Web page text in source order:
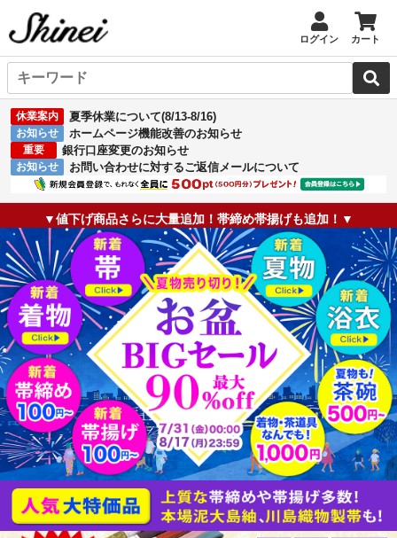
ログイン カート
休業案内 夏季休業について(8/13-8/16)
お知らせ ホームページ機能改善のお知らせ
重要 銀行口座変更のお知らせ
お知らせ お問い合わせに対するご返信メールについて
▼値下げ商品さらに大量追加！帯締め帯揚げも追加！▼